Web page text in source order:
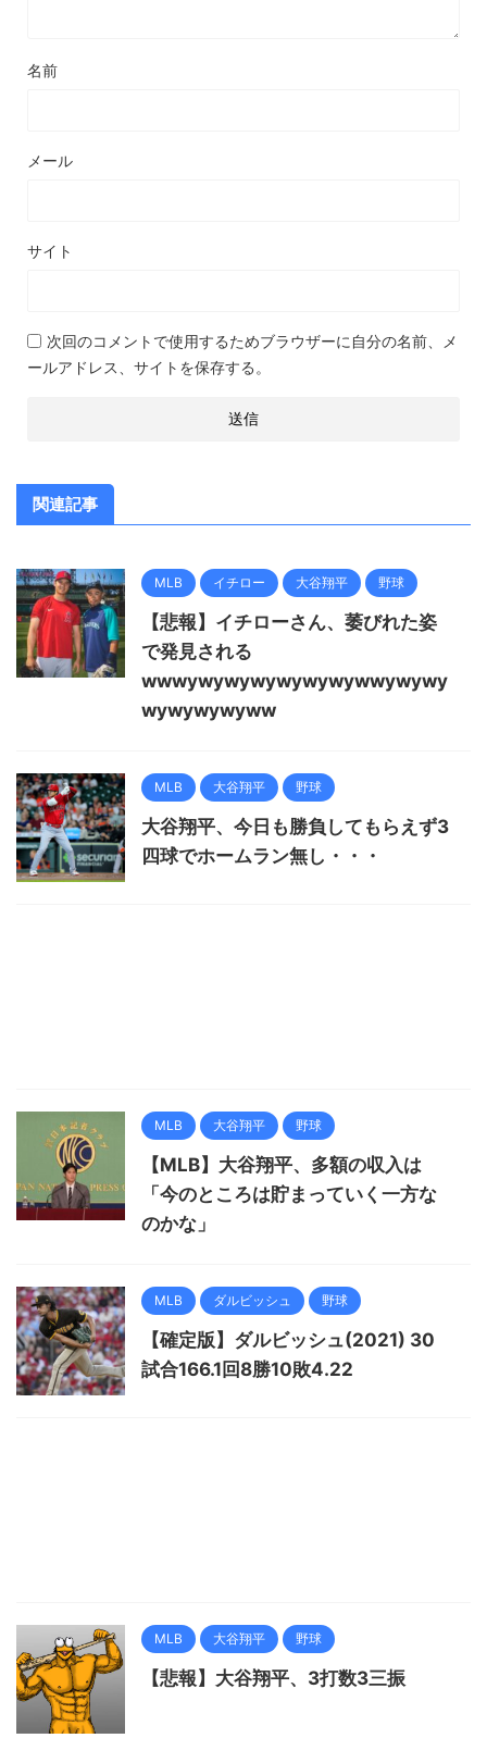
名前
メール
サイト
次回のコメントで使用するためブラウザーに自分の名前、メ
ールアドレス、サイトを保存する。
関連記事
MLB イチロー 大谷翔平 野球
【悲報】イチローさん、萎びれた姿
で発見される
wwwywywywywywywywwywywy
wywywywyww
MLB 大谷翔平 野球
大谷翔平、今日も勝負してもらえず3
四球でホームラン無し・・・
MLB 大谷翔平 野球
【MLB】大谷翔平、多額の収入は
「今のところは貯まっていく一方な
のかな」
MLB ダルビッシュ 野球
【確定版】ダルビッシュ(2021) 30
試合166.1回8勝10敗4.22
MLB 大谷翔平 野球
【悲報】大谷翔平、3打数3三振